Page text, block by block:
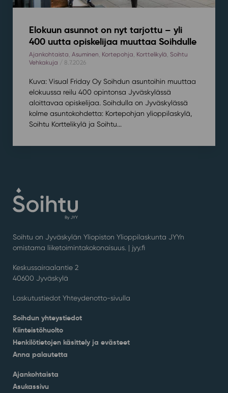
Elokuun asunnot on nyt tarjottu – yli
400 uutta opiskelijaa muuttaa Soihdulle
Ajankohtaista, Asuminen, Kortepohja, Korttelikylä, Soihtu
Vehkakuja / 8.7.2026
Kuva: Visual Friday Oy Soihdun asuntoihin muuttaa
elokuussa reilu 400 opintonsa Jyväskylässä
aloittavaa opiskelijaa. Soihdulla on Jyväskylässä
kolme asuntokohdetta: Kortepohjan ylioppilaskylä,
Soihtu Korttelikylä ja Soihtu...
Soihtu on Jyväskylän Yliopiston Ylioppilaskunta JYYn
omistama liiketoimintakokonaisuus. | jyy.fi
Keskussairaalantie 2
40600 Jyväskylä
Laskutustiedot Yhteydenotto-sivulla
Soihdun yhteystiedot
Kiinteistöhuolto
Henkilötietojen käsittely ja evästeet
Anna palautetta
Ajankohtaista
Asukassivu